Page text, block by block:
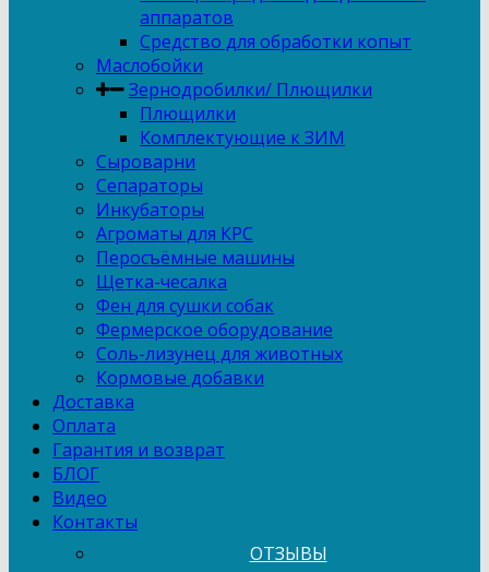
аппаратов
Средство для обработки копыт
Маслобойки
Зернодробилки/ Плющилки
Плющилки
Комплектующие к ЗИМ
Сыроварни
Сепараторы
Инкубаторы
Агроматы для КРС
Перосъёмные машины
Щетка-чесалка
Фен для сушки собак
Фермерское оборудование
Соль-лизунец для животных
Кормовые добавки
Доставка
Оплата
Гарантия и возврат
БЛОГ
Видео
Контакты
ОТЗЫВЫ